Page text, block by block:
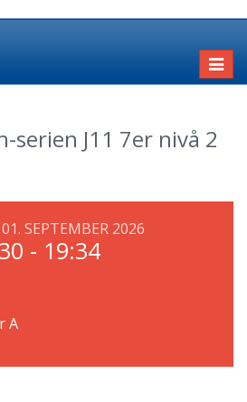
serien J11 7er nivå 2
SEPTEMBER 2026
- 19:34
A